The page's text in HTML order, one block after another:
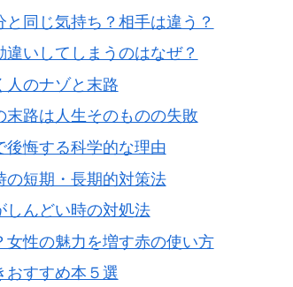
と同じ気持ち？相手は違う？
違いしてしまうのはなぜ？
人のナゾと末路
末路は人生そのものの失敗
後悔する科学的な理由
の短期・長期的対策法
しんどい時の対処法
女性の魅力を増す赤の使い方
おすすめ本５選